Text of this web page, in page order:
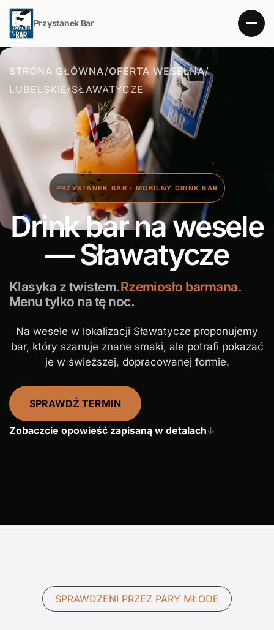
Przystanek Bar
STRONA GŁÓWNA/OFERTA WESELNA/
LUBELSKIE/SŁAWATYCZE
PRZYSTANEK BAR · MOBILNY DRINK BAR
Drink bar na wesele
— Sławatycze
Klasyka z twistem.Rzemiosło barmana.
Menu tylko na tę noc.
Na wesele w lokalizacji Sławatycze proponujemy
bar, który szanuje znane smaki, ale potrafi pokazać
je w świeższej, dopracowanej formie.
SPRAWDŹ TERMIN
Zobaczcie opowieść zapisaną w detalach↓
SPRAWDZENI PRZEZ PARY MŁODE